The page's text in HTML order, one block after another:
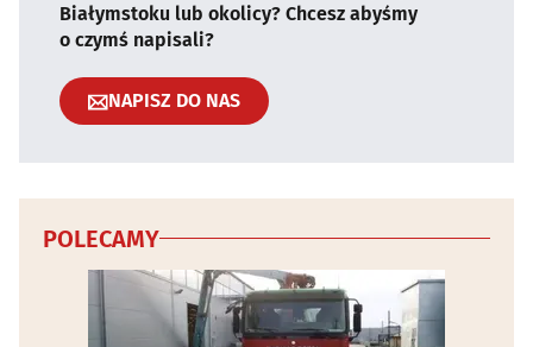
Białymstoku lub okolicy? Chcesz abyśmy
o czymś napisali?
NAPISZ DO NAS
POLECAMY